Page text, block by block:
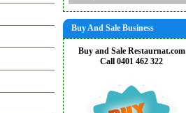
Buy And Sale Business
Buy and Sale Restaurnat.com
Call 0401 462 322